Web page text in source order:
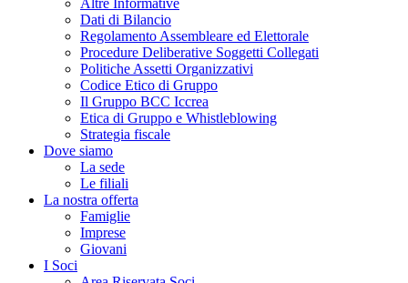
Altre Informative
Dati di Bilancio
Regolamento Assembleare ed Elettorale
Procedure Deliberative Soggetti Collegati
Politiche Assetti Organizzativi
Codice Etico di Gruppo
Il Gruppo BCC Iccrea
Etica di Gruppo e Whistleblowing
Strategia fiscale
Dove siamo
La sede
Le filiali
La nostra offerta
Famiglie
Imprese
Giovani
I Soci